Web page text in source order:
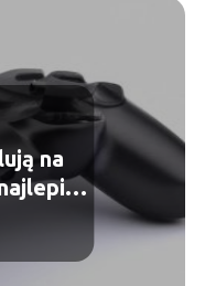
na
gra